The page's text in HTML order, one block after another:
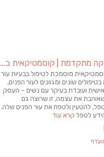
אבישג קוסמטיקה מתקדמת | קוסמטיקאית באשכול | הסרת שיער
מוסמכת לטיפול בבעיות עור
שונים ומגוונים לעור הפנים,
ועובדת בעיקר עם נשים – העסק
שאוהבת את עצמה, זו שרוצה גם
להטעין ולטפח את עור הפנים שלה.
לטפל קרא עוד